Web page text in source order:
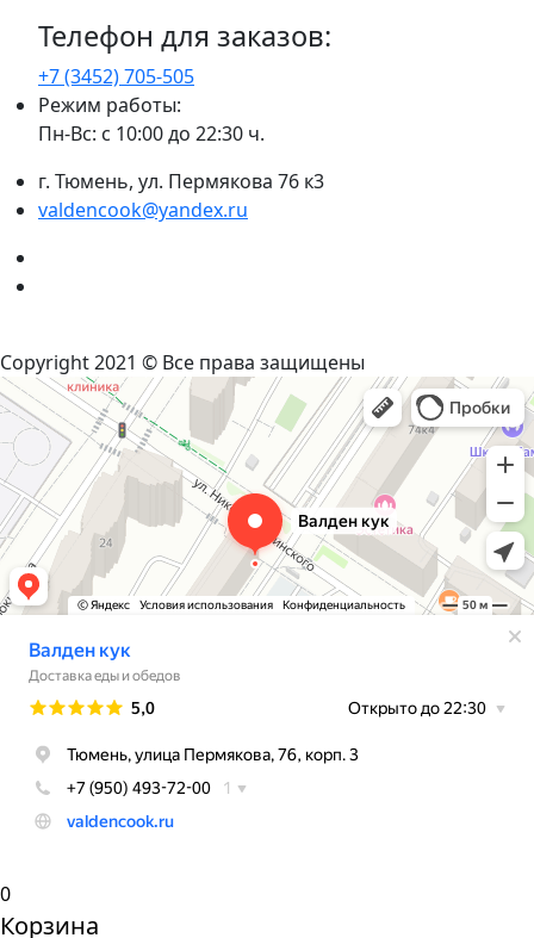
Телефон для заказов:
+7 (3452)705-505
Режим работы:
Пн-Вс: с 10:00 до 22:30 ч.
г. Тюмень, ул. Пермякова 76 к3
valdencook@yandex.ru
Copyright 2021 © Все права защищены
0
Корзина